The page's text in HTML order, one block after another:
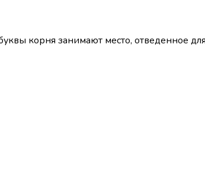
корня занимают место, отведенное